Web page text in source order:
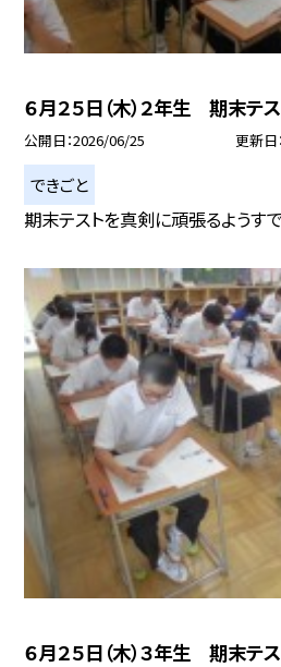
６月２５日（木）２年生 期末テ
公開日 2026/06/25 更新日
できごと
期末テストを真剣に頑張るようすで
６月２５日（木）３年生 期末テ